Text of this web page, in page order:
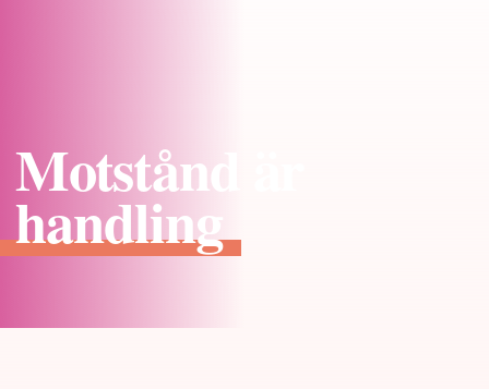
Motstånd är
handling